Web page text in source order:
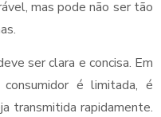
mas pode não ser tão
ser clara e concisa. Em
é limitada, é
transmitida rapidamente.